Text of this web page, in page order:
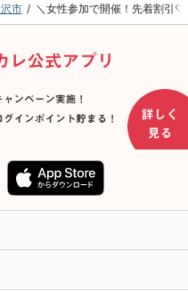
市 ＼女性参加で開催！先着割引